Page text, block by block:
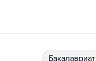
бакалавриат